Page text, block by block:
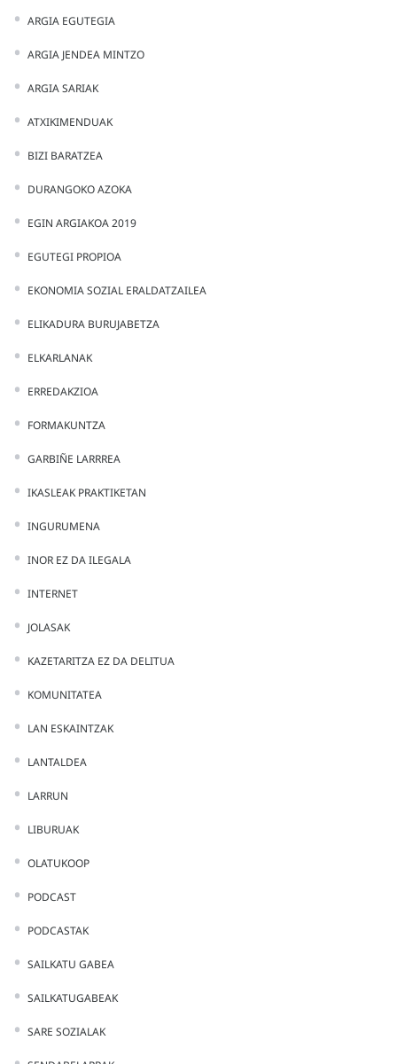
ARGIA EGUTEGIA
ARGIA JENDEA MINTZO
ARGIA SARIAK
ATXIKIMENDUAK
BIZI BARATZEA
DURANGOKO AZOKA
EGIN ARGIAKOA 2019
EGUTEGI PROPIOA
EKONOMIA SOZIAL ERALDATZAILEA
ELIKADURA BURUJABETZA
ELKARLANAK
ERREDAKZIOA
FORMAKUNTZA
GARBIÑE LARRREA
IKASLEAK PRAKTIKETAN
INGURUMENA
INOR EZ DA ILEGALA
INTERNET
JOLASAK
KAZETARITZA EZ DA DELITUA
KOMUNITATEA
LAN ESKAINTZAK
LANTALDEA
LARRUN
LIBURUAK
OLATUKOOP
PODCAST
PODCASTAK
SAILKATU GABEA
SAILKATUGABEAK
SARE SOZIALAK